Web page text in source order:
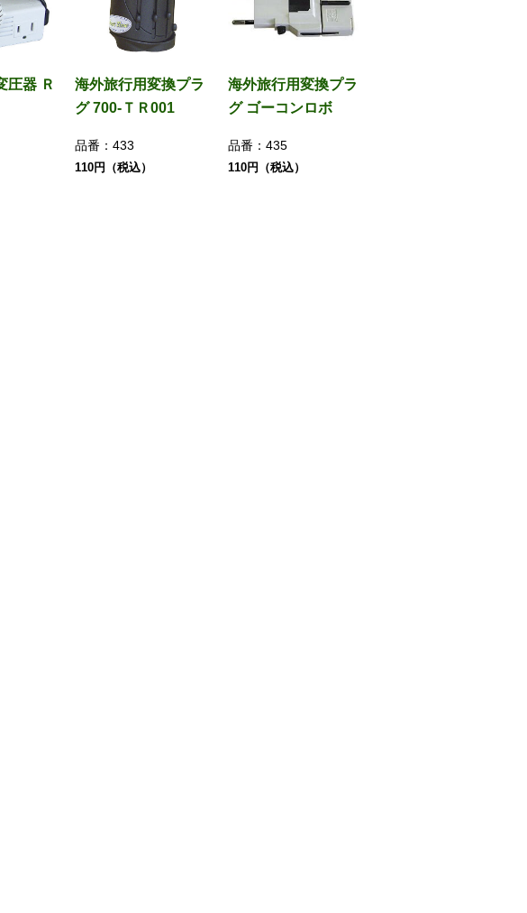
圧器 Ｒ
海外旅行用変換プラ
グ 700-ＴＲ001
品番： 433
110円（税込）
海外旅行用変換プラ
グ ゴーコンロボ
品番： 435
110円（税込）